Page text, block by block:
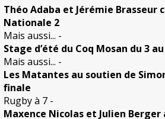
Théo Adaba et Jérémie Brasseur
Nationale 2
Mais aussi... -
Stage d’été du Coq Mosan du 3
Mais aussi... -
Les Matantes au soutien de
finale
Rugby à 7 -
Maxence Nicolas et Julien Berger